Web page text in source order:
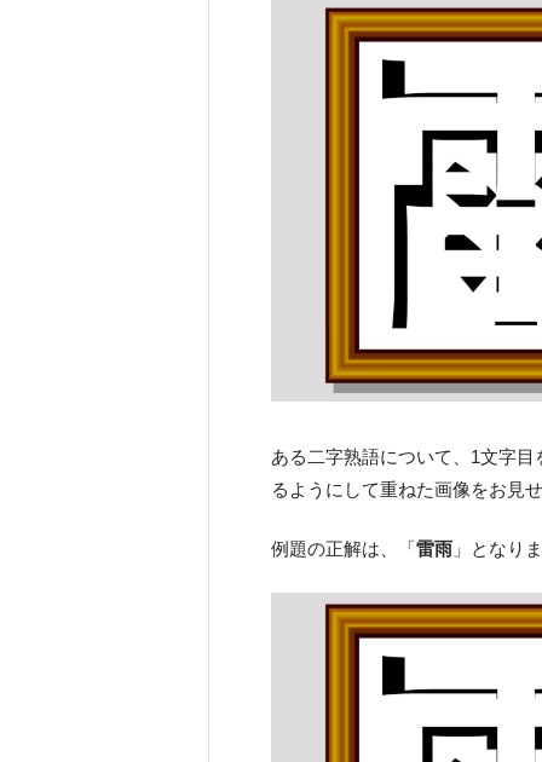
ある二字熟語について、1文字
るようにして重ねた画像をお見
例題の正解は、「雷雨 」となり